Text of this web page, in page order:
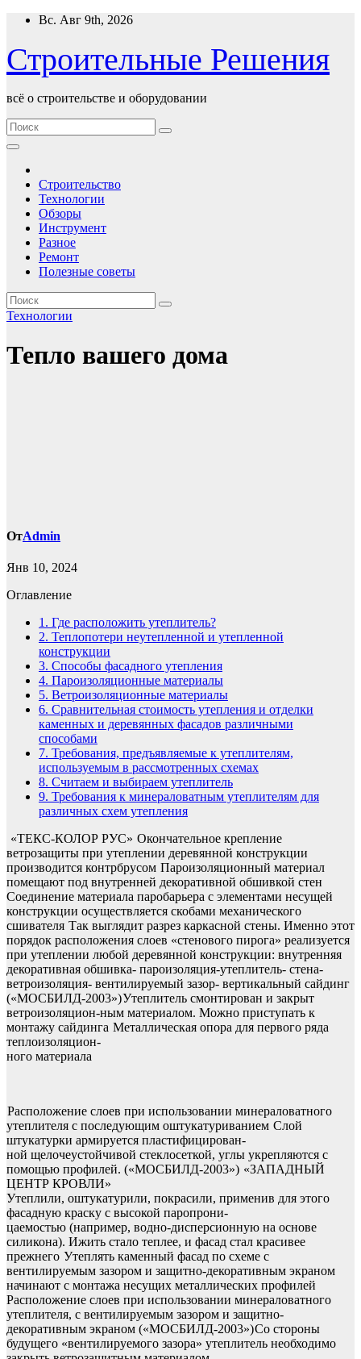
Перейти
содержимому
Вс. Авг 9th, 2026
Строительные Решения
всё о строительстве и оборудовании
Строительство
Технологии
Обзоры
Инструмент
Разное
Ремонт
Полезные советы
Технологии
Тепло вашего дома
ОтAdmin
Янв 10, 2024
Оглавление
1. Где расположить утеплитель?
2. Теплопотери неутепленной и утепленной
конструкции
3. Способы фасадного утепления
4. Пароизоляционные материалы
5. Ветроизоляционные материалы
6. Сравнительная стоимость утепления и отделки
каменных и деревянных фасадов различными
способами
7. Требования, предъявляемые к утеплителям,
используемым в рассмотренных схемах
8. Считаем и выбираем утеплитель
9. Требования к минераловатным утеплителям для
различных схем утепления
«ТЕКС-КОЛОР РУС» Окончательное крепление
ветрозащиты при утеплении деревянной конструкции
производится контрбрусом Пароизоляционный материал
помещают под внутренней декоративной обшивкой стен
Соединение материала паробарьера с элементами несущей
конструкции осуществляется скобами механического
сшивателя Так выглядит разрез каркасной стены. Именно этот
порядок расположения слоев «стенового пирога» реализуется
при утеплении любой деревянной конструкции: внутренняя
декоративная обшивка- пароизоляция-утеплитель- стена-
ветроизоляция- вентилируемый зазор- вертикальный сайдинг
(«МОСБИЛД-2003»)Утеплитель смонтирован и закрыт
ветроизоляцион-ным материалом. Можно приступать к
монтажу сайдинга Металлическая опора для первого ряда
теплоизоляцион-
ного материала
Расположение слоев при использовании минераловатного
утеплителя с последующим оштукатуриванием Слой
штукатурки армируется пластифицирован-
ной щелочеустойчивой стеклосеткой, углы укрепляются с
помощью профилей. («МОСБИЛД-2003») «ЗАПАДНЫЙ
ЦЕНТР КРОВЛИ»
Утеплили, оштукатурили, покрасили, применив для этого
фасадную краску с высокой паропрони-
цаемостью (например, водно-дисперсионную на основе
силикона). Ижить стало теплее, и фасад стал красивее
прежнего Утеплять каменный фасад по схеме с
вентилируемым зазором и защитно-декоративным экраном
начинают с монтажа несущих металлических профилей
Расположение слоев при использовании минераловатного
утеплителя, с вентилируемым зазором и защитно-
декоративным экраном («МОСБИЛД-2003»)Со стороны
будущего «вентилируемого зазора» утеплитель необходимо